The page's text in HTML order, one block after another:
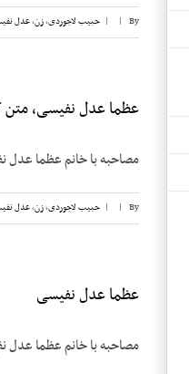
By
|
| حبیب لاجوردی,زن,عدل
عظما عدل نفیسی،
مصاحبه با خانم عظما
By
|
| حبیب لاجوردی,زن,عدل
عظما عدل نفیسی
مصاحبه با خانم عظما عدل